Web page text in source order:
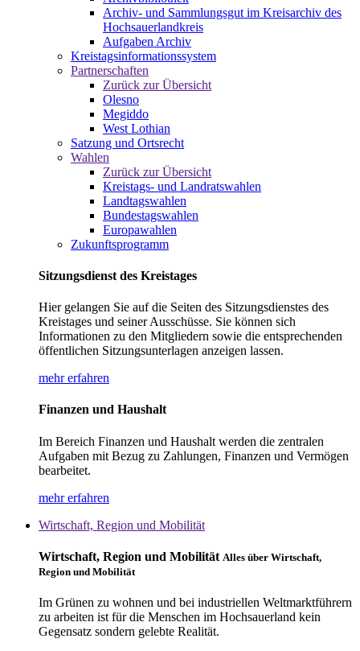
Archiv- und Sammlungsgut im Kreisarchiv des
Hochsauerlandkreis
Aufgaben Archiv
Kreistagsinformationssystem
Partnerschaften
Zurück zur Übersicht
Olesno
Megiddo
West Lothian
Satzung und Ortsrecht
Wahlen
Zurück zur Übersicht
Kreistags- und Landratswahlen
Landtagswahlen
Bundestagswahlen
Europawahlen
Zukunftsprogramm
Sitzungsdienst des Kreistages
Hier gelangen Sie auf die Seiten des Sitzungsdienstes des
Kreistages und seiner Ausschüsse. Sie können sich
Informationen zu den Mitgliedern sowie die entsprechenden
öffentlichen Sitzungsunterlagen anzeigen lassen.
mehr erfahren
Finanzen und Haushalt
Im Bereich Finanzen und Haushalt werden die zentralen
Aufgaben mit Bezug zu Zahlungen, Finanzen und Vermögen
bearbeitet.
mehr erfahren
Wirtschaft, Region und Mobilität
Wirtschaft, Region und Mobilität Alles über Wirtschaft,
Region und Mobilität
Im Grünen zu wohnen und bei industriellen Weltmarktführern
zu arbeiten ist für die Menschen im Hochsauerland kein
Gegensatz sondern gelebte Realität.